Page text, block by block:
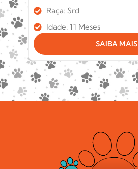
Raça: Srd
Idade: 11 Meses
SAIBA MAIS